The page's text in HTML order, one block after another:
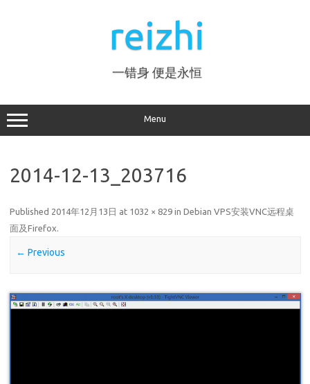
reizhi
一错身 便是永恒
Menu
2014-12-13_203716
Published 2014年12月13日 at 1032 × 829 in Debian VPS安装VNC远程桌
面及Firefox.
← Previous